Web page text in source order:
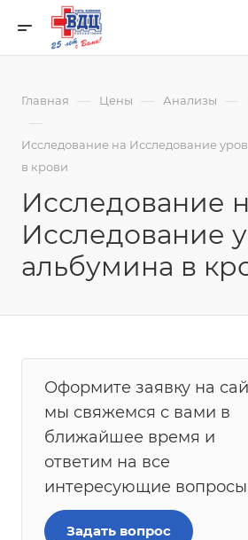
Главная — Цены — Анализы —
—
Исследование на Исследование
в крови
Исследование
Исследование
альбумина в
Оформите заявку на
мы свяжемся с вами в
ближайшее время и
ответим на все
интересующие
Задать вопрос